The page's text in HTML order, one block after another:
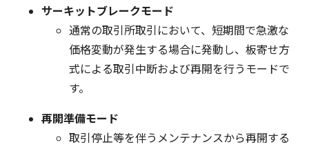
サーキットブレークモード
通常の取引所取引において、短期間で急激な
価格変動が発生する場合に発動し、板寄せ方
式による取引中断および再開を行うモードで
す。
再開準備モード
取引停止等を伴うメンテナンスから再開する